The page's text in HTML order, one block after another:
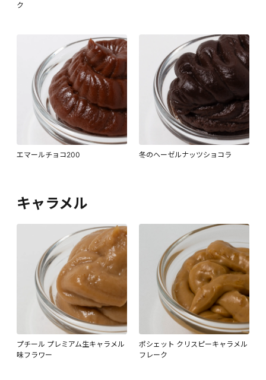
ク
エマールチョコ200 冬のヘーゼルナッツショコラ
キャラメル
プチール プレミアム生キャラメル
味フラワー
ポシェット クリスピーキャラメル
フレーク